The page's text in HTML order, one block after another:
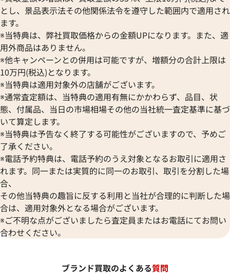
とし、景品表示法その他関係法令を遵守した範囲内で適用され
ます。
※当特典は、弊社買取価格からの金額UPになります。また、適
用外商品はありません。
※他キャンペーンとの併用は可能ですが、増額分の合計上限は
10万円(税込)となります。
※当特典は適用対象外の店舗がございます。
※通常査定額は、当特典の適用有無にかかわらず、品目、状
態、付属品、当日の市場相場その他の当社統一査定基準に基づ
いて算定します。
※当特典は予告なく終了する可能性がございますので、予めご
了承ください。
※電話予約特典は、電話予約のうえ対象となるお取引に適用さ
れます。同一または実質的に同一のお取引、取引を分割した場
合、
その他当特典の趣旨に反する利用と当社が合理的に判断した場
合は、適用対象外となる場合がございます。
※ご不明な点がございましたら査定員またはお電話にてお問い
合わせください。
ブランド買取のよくある質問